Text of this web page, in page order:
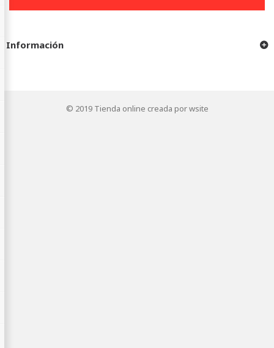
© 2019 Tienda online creada por wsite
Información